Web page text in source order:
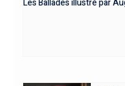
Les Ballades illustré par